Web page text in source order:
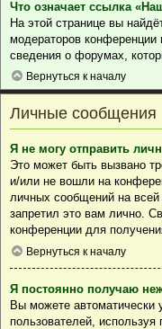
Что означает ссылка
На этой странице вы
модераторов
сведения о форумах,
Вернуться к началу
Личные сообщения
Я не могу отправить
Это может быть вызвано
и/или не вошли на
личных сообщений на
запретил это вам лично.
конференции для
Вернуться к началу
Я постоянно получаю
Вы можете автоматически
пользователей,